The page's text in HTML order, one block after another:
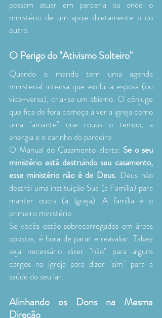
possam atuar em parceria ou onde o
ministério de um apoie diretamente o do
outro.
O Perigo do "Ativismo Solteiro"
Quando o marido tem uma agenda
ministerial intensa que exclui a esposa (ou
vice-versa), cria-se um abismo. O cônjuge
que fica de fora começa a ver a igreja como
uma "amante" que rouba o tempo, a
energia e o carinho do parceiro.
O Manual do Casamento alerta: Se o seu
ministério está destruindo seu casamento,
esse ministério não é de Deus. Deus não
destrói uma instituição Sua (a Família) para
manter outra (a Igreja). A família é o
primeiro ministério.
Se vocês estão sobrecarregados em áreas
opostas, é hora de parar e reavaliar. Talvez
seja necessário dizer "não" para alguns
cargos na igreja para dizer "sim" para a
saúde do seu lar.
Alinhando os Dons na Mesma
Direção